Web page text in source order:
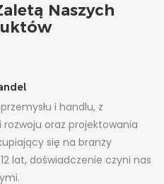
Naszych
i handlu, z
oraz projektowania
się na branży
lat, doświadczenie czyni nas